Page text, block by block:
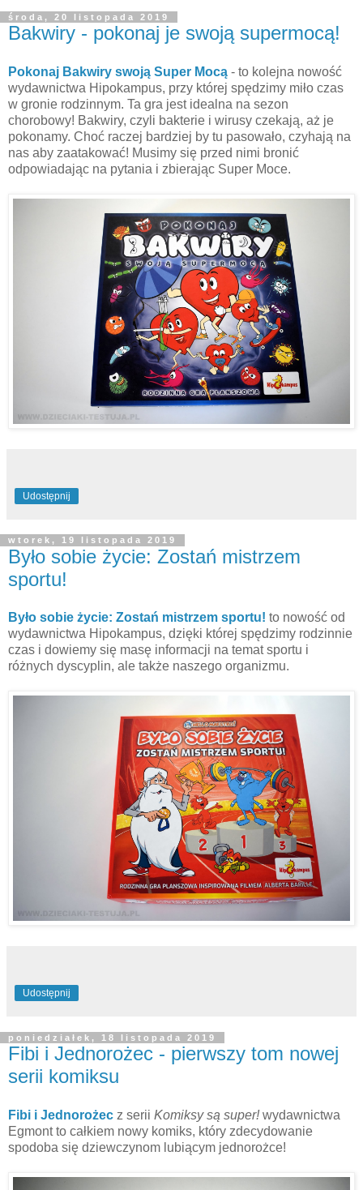
środa, 20 listopada 2019
Bakwiry - pokonaj je swoją supermocą!
Pokonaj Bakwiry swoją Super Mocą - to kolejna nowość
wydawnictwa Hipokampus, przy której spędzimy miło czas
w gronie rodzinnym. Ta gra jest idealna na sezon
chorobowy! Bakwiry, czyli bakterie i wirusy czekają, aż je
pokonamy. Choć raczej bardziej by tu pasowało, czyhają na
nas aby zaatakować! Musimy się przed nimi bronić
odpowiadając na pytania i zbierając Super Moce.
Udostępnij
wtorek, 19 listopada 2019
Było sobie życie: Zostań mistrzem
sportu!
Było sobie życie: Zostań mistrzem sportu! to nowość od
wydawnictwa Hipokampus, dzięki której spędzimy rodzinnie
czas i dowiemy się masę informacji na temat sportu i
różnych dyscyplin, ale także naszego organizmu.
Udostępnij
poniedziałek, 18 listopada 2019
Fibi i Jednorożec - pierwszy tom nowej
serii komiksu
Fibi i Jednorożec z serii Komiksy są super!wydawnictwa
Egmont to całkiem nowy komiks, który zdecydowanie
spodoba się dziewczynom lubiącym jednorożce!